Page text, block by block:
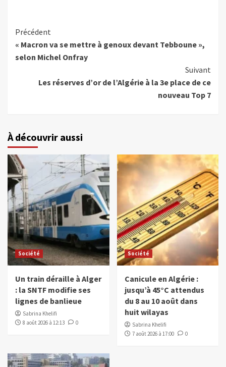
Précédent
« Macron va se mettre à genoux devant Tebboune »,
selon Michel Onfray
Suivant
Les réserves d’or de l’Algérie à la 3e place de ce
nouveau Top 7
À découvrir aussi
Société
Un train déraille à Alger
: la SNTF modifie ses
lignes de banlieue
Sabrina Khelifi
8 août 2026 à 12:13
0
Société
Canicule en Algérie :
jusqu’à 45°C attendus
du 8 au 10 août dans
huit wilayas
Sabrina Khelifi
7 août 2026 à 17:00
0